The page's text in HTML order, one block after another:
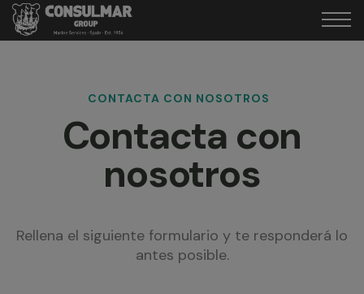
CONTACTA CON NOSOTROS
Contacta con
nosotros
Rellena el siguiente formulario y te responderá lo
antes posible.